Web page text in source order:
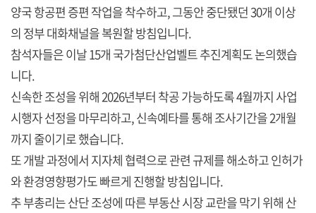
양국 항공편 증편 작업을 착수하고, 그동안 중단됐던 30개 이상
의 정부 대화채널을 복원할 방침입니다.
참석자들은 이날 15개 국가첨단산업벨트 추진계획도 논의했습
니다.
신속한 조성을 위해 2026년부터 착공 가능하도록 4월까지 사업
시행자 선정을 마무리하고, 신속예타를 통해 조사기간을 2개월
까지 줄이기로 했습니다.
또 개발 과정에서 지자체 협력으로 관련 규제를 해소하고 인허가
와 환경영향평가도 빠르게 진행할 방침입니다.
추 부총리는 산단 조성에 따른 부동산 시장 교란을 막기 위해 산